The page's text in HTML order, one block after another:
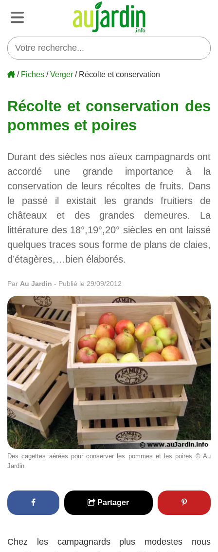
/ Fiches /Verger / Récolte et conservation
Récolte et conservation des
pommes et poires
Durant des siècles nos aïeux campagnards ont
accordé une grande importance à la
conservation de leurs récoltes de fruits. Dans
le passé il existait les grands fruitiers de
châteaux et des grandes demeures. La
littérature des 18°,19°,20° siècles en ont laissé
quelques traces sous forme de plans de claies,
d’étagères,…bien élaborés.
Par Au Jardin - Publié le 29/09/2012
Des cagettes aérées pour conserver les pommes et les poires © Au
Jardin
Partager
Chez les campagnards plus modestes nous